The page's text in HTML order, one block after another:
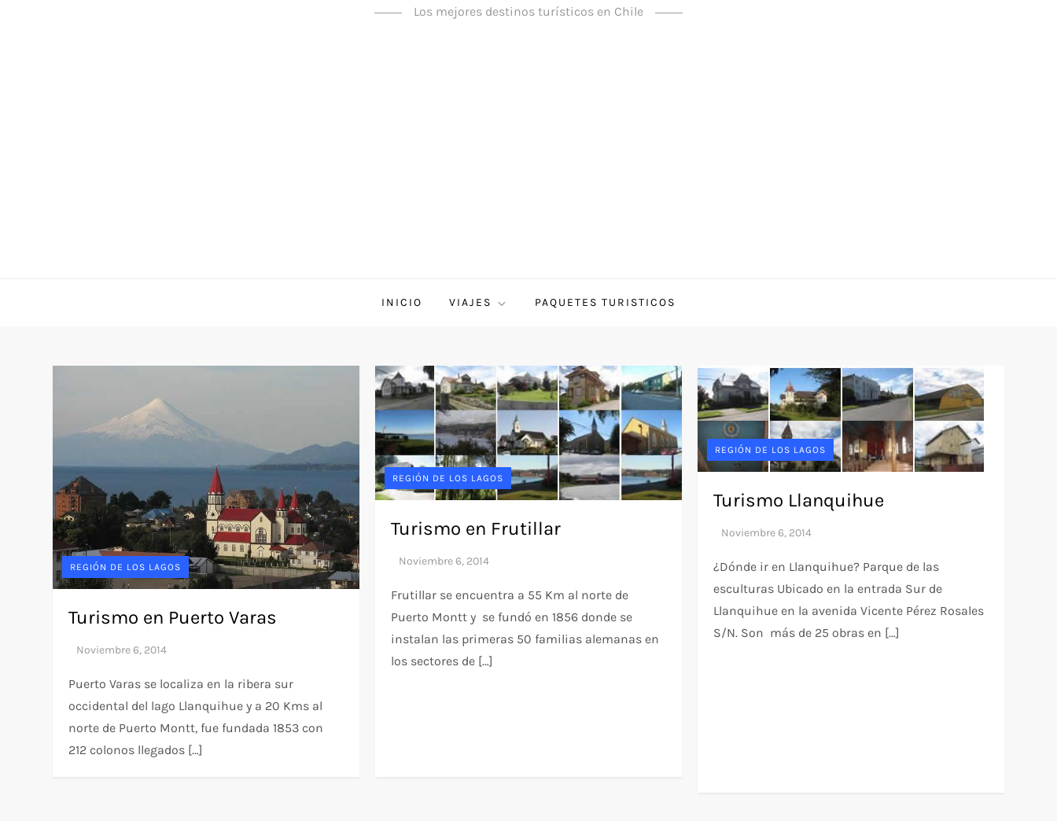
Los mejores destinos turísticos en Chile
INICIO VIAJES PAQUETES TURISTICOS
REGIÓN DE LOS LAGOS
Turismo en Puerto Varas
Puerto Varas se localiza en la ribera sur
occidental del lago Llanquihue y a 20 Kms al
norte de Puerto Montt, fue fundada 1853 con
212 colonos llegados […]
REGIÓN DE LOS LAGOS
Turismo en Frutillar
Frutillar se encuentra a 55 Km al norte de
Puerto Montt y se fundó en 1856 donde se
instalan las primeras 50 familias alemanas en
los sectores de […]
REGIÓN DE LOS LAGOS
Turismo Llanquihue
¿Dónde ir en Llanquihue? Parque de las
esculturas Ubicado en la entrada Sur de
Llanquihue en la avenida Vicente Pérez Rosales
S/N. Son más de 25 obras en […]